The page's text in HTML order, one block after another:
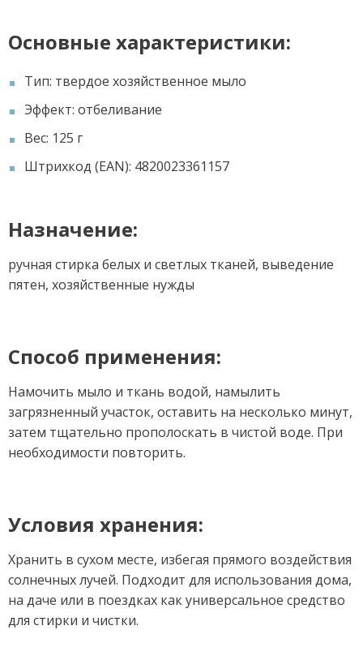
Основные характеристики:
Тип: твердое хозяйственное мыло
Эффект: отбеливание
Вес: 125 г
Штрихкод (EAN): 4820023361157
Назначение:
ручная стирка белых и светлых тканей, выведение
пятен, хозяйственные нужды
Способ применения:
Намочить мыло и ткань водой, намылить
загрязненный участок, оставить на несколько минут,
затем тщательно прополоскать в чистой воде. При
необходимости повторить.
Условия хранения:
Хранить в сухом месте, избегая прямого воздействия
солнечных лучей. Подходит для использования дома,
на даче или в поездках как универсальное средство
для стирки и чистки.